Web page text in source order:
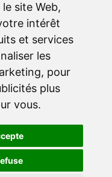
site Web,
intérêt
et services
les
, pour
plus
vous.
de